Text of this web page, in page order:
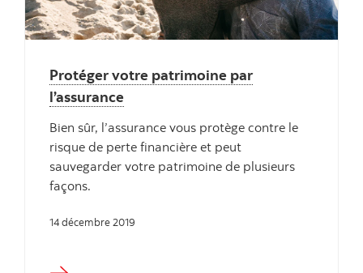
Protéger votre patrimoine par
l’assurance
Bien sûr, l’assurance vous protège contre le
risque de perte financière et peut
sauvegarder votre patrimoine de plusieurs
façons.
14 décembre 2019